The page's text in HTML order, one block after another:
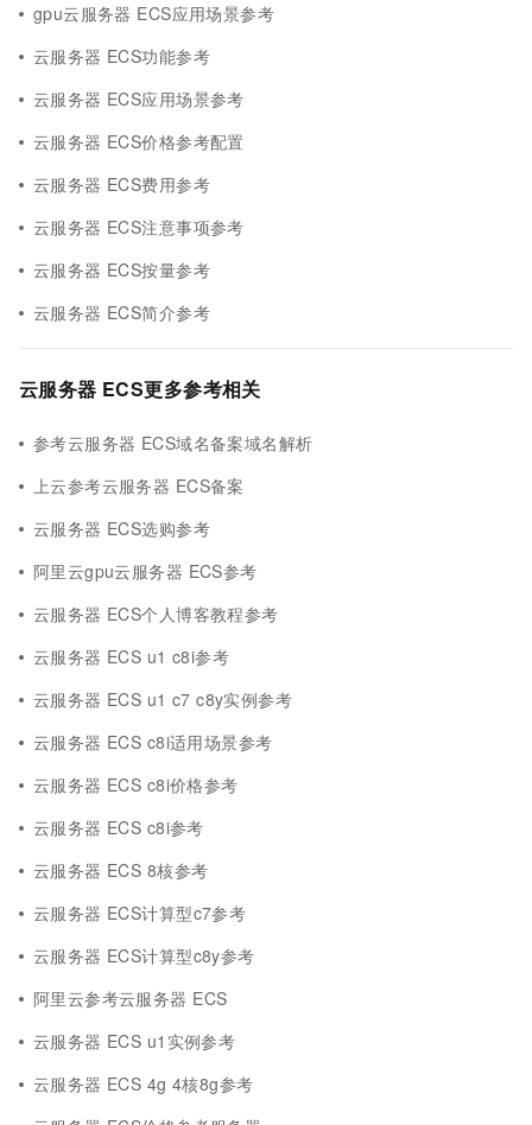
gpu云服务器 ECS应用场景参考
云服务器 ECS功能参考
云服务器 ECS应用场景参考
云服务器 ECS价格参考配置
云服务器 ECS费用参考
云服务器 ECS注意事项参考
云服务器 ECS按量参考
云服务器 ECS简介参考
云服务器 ECS更多参考相关
参考云服务器 ECS域名备案域名解析
上云参考云服务器 ECS备案
云服务器 ECS选购参考
阿里云gpu云服务器 ECS参考
云服务器 ECS个人博客教程参考
云服务器 ECS u1 c8i参考
云服务器 ECS u1 c7 c8y实例参考
云服务器 ECS c8i适用场景参考
云服务器 ECS c8i价格参考
云服务器 ECS c8i参考
云服务器 ECS 8核参考
云服务器 ECS计算型c7参考
云服务器 ECS计算型c8y参考
阿里云参考云服务器 ECS
云服务器 ECS u1实例参考
云服务器 ECS 4g 4核8g参考